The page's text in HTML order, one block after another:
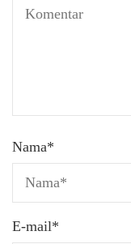
Nama*
E-mail*